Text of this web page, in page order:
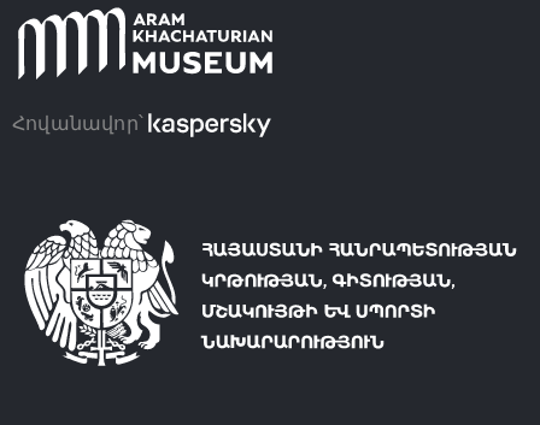
Հովանավոր՝